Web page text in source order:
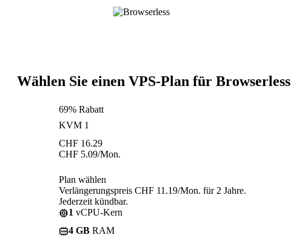
Wählen Sie einen VPS-Plan für Browserless
69% Rabatt
KVM 1
CHF 16.29
CHF 5.09/Mon.
Plan wählen
Verlängerungspreis CHF 11.19/Mon. für 2 Jahre.
Jederzeit kündbar.
1 vCPU-Kern
4 GB RAM